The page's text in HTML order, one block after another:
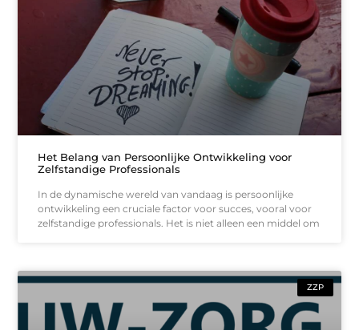
Het Belang van Persoonlijke Ontwikkeling voor
Zelfstandige Professionals
In de dynamische wereld van vandaag is persoonlijke
ontwikkeling een cruciale factor voor succes, vooral voor
zelfstandige professionals. Het is niet alleen een middel om
ZZP